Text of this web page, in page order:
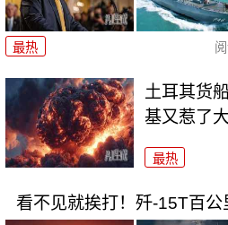
最热
土耳其货
基又惹了
最热
看不见就挨打！歼-15T百